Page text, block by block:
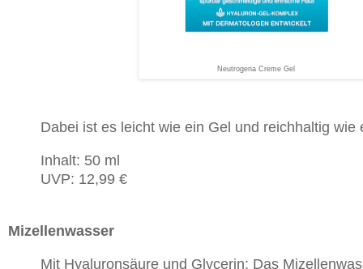
Neutrogena Creme Gel
Dabei ist es leicht wie ein Gel und reichhaltig wie
Inhalt: 50 ml
UVP: 12,99 €
Mizellenwasser
Mit Hyaluronsäure und Glycerin: Das